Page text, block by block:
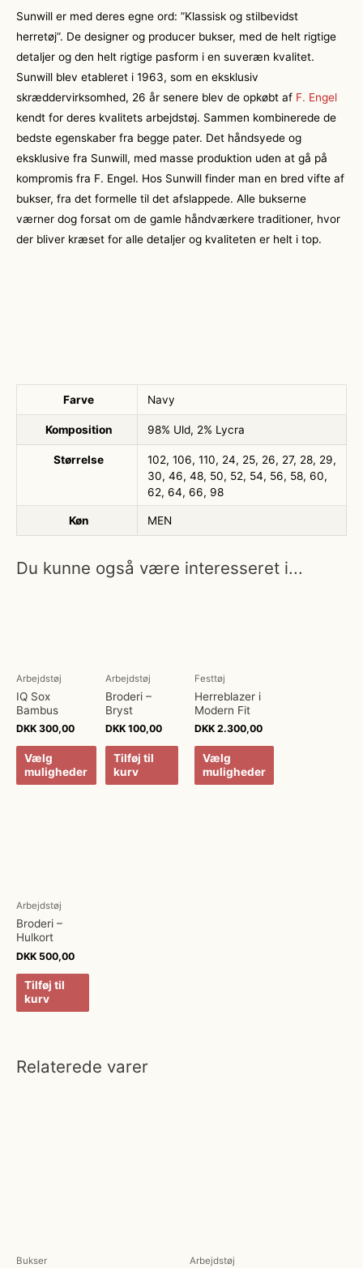
Sunwill er med deres egne ord: ”Klassisk og stilbevidst
herretøj”. De designer og producer bukser, med de helt rigtige
detaljer og den helt rigtige pasform i en suveræn kvalitet.
Sunwill blev etableret i 1963, som en eksklusiv
skræddervirksomhed, 26 år senere blev de opkøbt af F. Engel
kendt for deres kvalitets arbejdstøj. Sammen kombinerede de
bedste egenskaber fra begge pater. Det håndsyede og
eksklusive fra Sunwill, med masse produktion uden at gå på
kompromis fra F. Engel. Hos Sunwill finder man en bred vifte af
bukser, fra det formelle til det afslappede. Alle bukserne
værner dog forsat om de gamle håndværkere traditioner, hvor
der bliver kræset for alle detaljer og kvaliteten er helt i top.
Farve Navy
Komposition 98% Uld, 2% Lycra
Størrelse
102, 106, 110, 24, 25, 26, 27, 28, 29,
30, 46, 48, 50, 52, 54, 56, 58, 60,
62, 64, 66, 98
Køn MEN
Du kunne også være interesseret i...
Arbejdstøj
IQ Sox
Bambus
DKK 300,00
Vælg
muligheder
Arbejdstøj
Broderi –
Bryst
DKK100,00
Tilføj til
kurv
Festtøj
Herreblazer i
Modern Fit
DKK2.300,00
Vælg
muligheder
Arbejdstøj
Broderi –
Hulkort
DKK 500,00
Tilføj til
kurv
Relaterede varer
Bukser Arbejdstøj